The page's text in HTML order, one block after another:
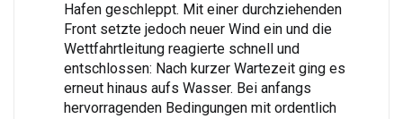
Hafen geschleppt. Mit einer durchziehenden
Front setzte jedoch neuer Wind ein und die
Wettfahrtleitung reagierte schnell und
entschlossen: Nach kurzer Wartezeit ging es
erneut hinaus aufs Wasser. Bei anfangs
hervorragenden Bedingungen mit ordentlich